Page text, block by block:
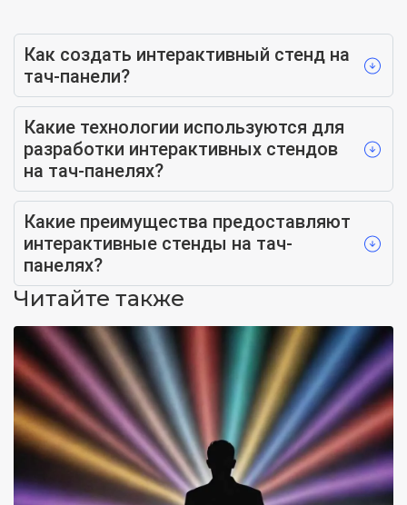
Как создать интерактивный стенд на
тач-панели?
Какие технологии используются для
разработки интерактивных стендов
на тач-панелях?
Какие преимущества предоставляют
интерактивные стенды на тач-
панелях?
Читайте также